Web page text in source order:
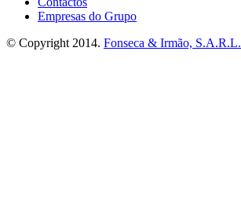
Empresas do Grupo
© Copyright 2014. Fonseca & Irmão, S.A.R.L.